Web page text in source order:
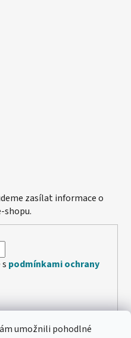
umožnili pohodlné
zasílat informace o
shopu.
podmínkami ochrany